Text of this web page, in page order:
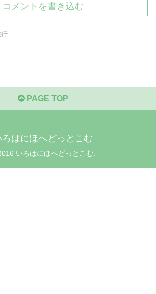
コメントを書き込む
PAGE TOP
ろはにほへどっとこむ
いろはにほへどっとこむ.